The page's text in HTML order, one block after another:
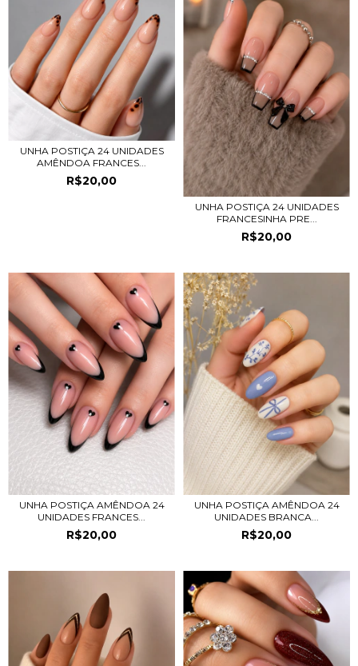
UNHA POSTIÇA 24 UNIDADES
AMÊNDOA FRANCES...
R$20,00
UNHA POSTIÇA 24 UNIDADES
FRANCESINHA PRE...
R$20,00
UNHA POSTIÇA AMÊNDOA 24
UNIDADES FRANCES...
R$20,00
UNHA POSTIÇA AMÊNDOA 24
UNIDADES BRANCA...
R$20,00